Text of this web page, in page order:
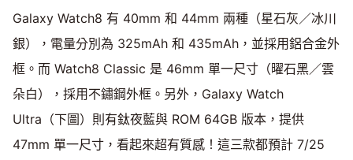
Galaxy Watch8 有 40mm 和 44mm 兩種（星石灰／冰川
銀），電量分別為 325mAh 和 435mAh，並採用鋁合金外
框。而 Watch8 Classic 是 46mm 單一尺寸（曜石黑／雲
朵白），採用不鏽鋼外框。另外，Galaxy Watch
Ultra（下圖）則有鈦夜藍與 ROM 64GB 版本，提供
47mm 單一尺寸，看起來超有質感！這三款都預計 7/25